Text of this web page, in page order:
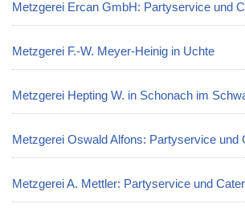
Metzgerei Ercan GmbH: Partyservice und
Metzgerei F.-W. Meyer-Heinig in Uchte
Metzgerei Hepting W. in Schonach im
Metzgerei Oswald Alfons: Partyservice und
Metzgerei A. Mettler: Partyservice und